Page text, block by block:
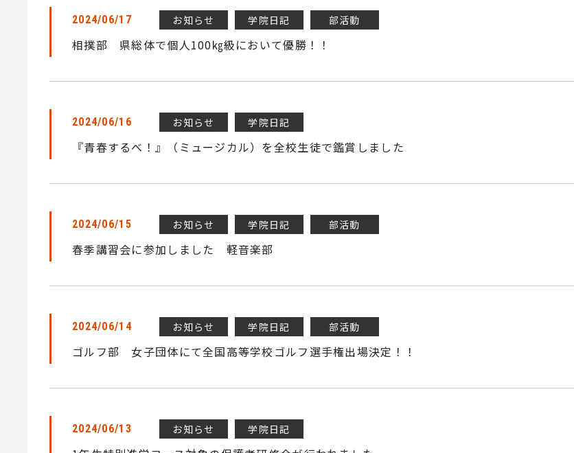
2024/06/17 お知らせ 学院日記 部活動
相撲部 県総体で個人100㎏級において優勝！！
2024/06/16 お知らせ 学院日記
『青春するべ！』（ミュージカル）を全校生徒で鑑賞しました
2024/06/15 お知らせ 学院日記 部活動
春季講習会に参加しました 軽音楽部
2024/06/14 お知らせ 学院日記 部活動
ゴルフ部 女子団体にて全国高等学校ゴルフ選手権出場決定！！
2024/06/13 お知らせ 学院日記